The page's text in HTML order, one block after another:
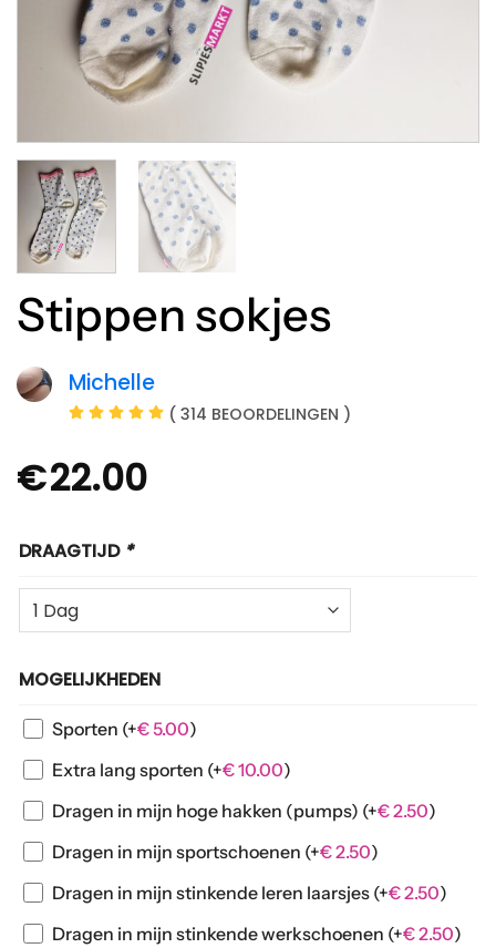
Stippen sokjes
Michelle
( 314 BEOORDELINGEN )
€22.00
DRAAGTIJD *
MOGELIJKHEDEN
Sporten (+€5.00)
Extra lang sporten (+€10.00)
Dragen in mijn hoge hakken (pumps) (+€2.50)
Dragen in mijn sportschoenen (+€2.50)
Dragen in mijn stinkende leren laarsjes (+€2.50)
Dragen in mijn stinkende werkschoenen (+€2.50)